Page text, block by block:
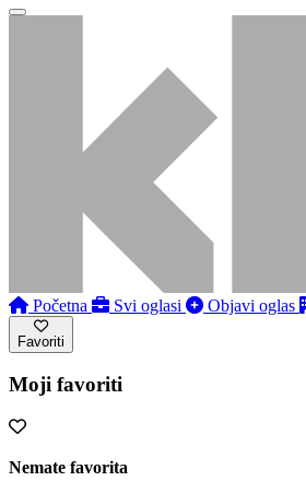
Početna Svi oglasi Objavi oglas
Favoriti
Moji favoriti
Nemate favorita